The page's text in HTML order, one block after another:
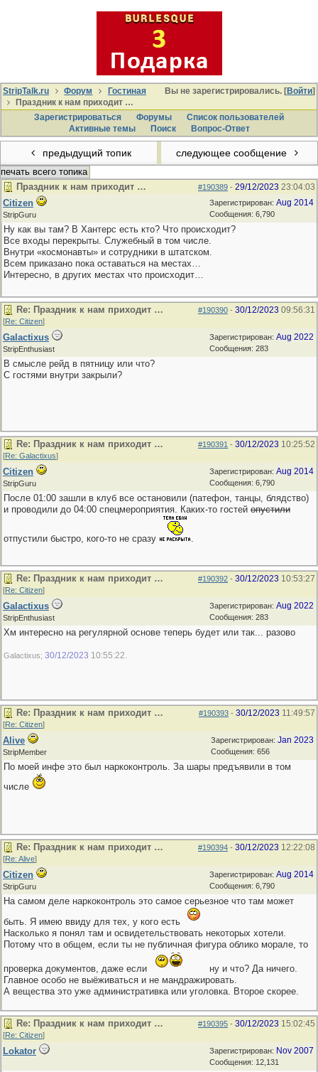
Вы не зарегистрировались. [Войти]
StripTalk.ru Форум
Гостиная
Праздник к нам приходит …
Зарегистрироваться
Форумы
Список пользователей
Активные темы
Поиcк Вопрос-Ответ
предыдущий топик следующее сообщение
печать всего топика
#190389 - 29/12/2023 23:04:03
Праздник к нам приходит …
Зарегистрирован: Aug 2014
Сообщения: 6,790
Citizen
StripGuru
Ну как вы там? В Хантерс есть кто? Что происходит?
Все входы перекрыты. Служебный в том числе.
Внутри «космонавты» и сотрудники в штатском.
Всем приказано пока оставаться на местах…
Интересно, в других местах что происходит…
#190390 - 30/12/2023 09:56:31
Re: Праздник к нам приходит …
[Re: Citizen]
Зарегистрирован: Aug 2022
Сообщения: 283
Galactixus
StripEnthusiast
В смысле рейд в пятницу или что?
С гостями внутри закрыли?
#190391 - 30/12/2023 10:25:52
Re: Праздник к нам приходит …
[Re: Galactixus]
Зарегистрирован: Aug 2014
Сообщения: 6,790
Citizen
StripGuru
После 01:00 зашли в клуб все остановили (патефон, танцы, блядство)
и проводили до 04:00 спецмероприятия. Каких-то гостей опустили
отпустили быстро, кого-то не сразу .
#190392 - 30/12/2023 10:53:27
Re: Праздник к нам приходит …
[Re: Citizen]
Зарегистрирован: Aug 2022
Сообщения: 283
Galactixus
StripEnthusiast
Хм интересно на регулярной основе теперь будет или так... разово
Galactixus; 30/12/2023 10:55:22
#190393 - 30/12/2023 11:49:57
Re: Праздник к нам приходит …
[Re: Citizen]
Зарегистрирован: Jan 2023
Сообщения: 656
Alive
StripMember
По моей инфе это был наркоконтроль. За шары предъявили в том
числе
#190394 - 30/12/2023 12:22:08
Re: Праздник к нам приходит …
[Re: Alive]
Зарегистрирован: Aug 2014
Сообщения: 6,790
Citizen
StripGuru
На самом деле наркоконтроль это самое серьезное что там может
быть. Я имею ввиду для тех, у кого есть
Насколько я понял там и освидетельствовать некоторых хотели.
Потому что в общем, если ты не публичная фигура облико морале, то
проверка документов, даже если
ну и что? Да ничего.
Главное особо не выёживаться и не мандражировать.
А вещества это уже административка или уголовка. Второе скорее.
#190395 - 30/12/2023 15:02:45
Re: Праздник к нам приходит …
[Re: Citizen]
Зарегистрирован: Nov 2007
Сообщения: 12,131
Lokator